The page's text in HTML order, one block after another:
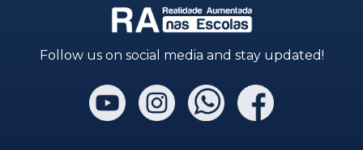
Follow us on social media and stay updated!